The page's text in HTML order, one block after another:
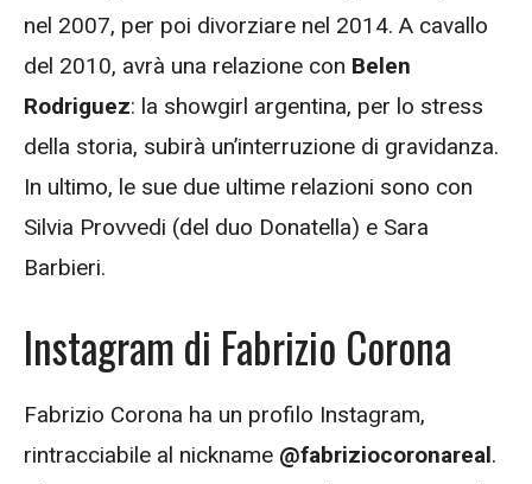
nel 2007, per poi divorziare nel 2014. A cavallo
del 2010, avrà una relazione con Belen
Rodriguez: la showgirl argentina, per lo stress
della storia, subirà un’interruzione di gravidanza.
In ultimo, le sue due ultime relazioni sono con
Silvia Provvedi (del duo Donatella) e Sara
Barbieri.
Instagram di Fabrizio Corona
Fabrizio Corona ha un profilo Instagram,
rintracciabile al nickname @fabriziocoronareal.